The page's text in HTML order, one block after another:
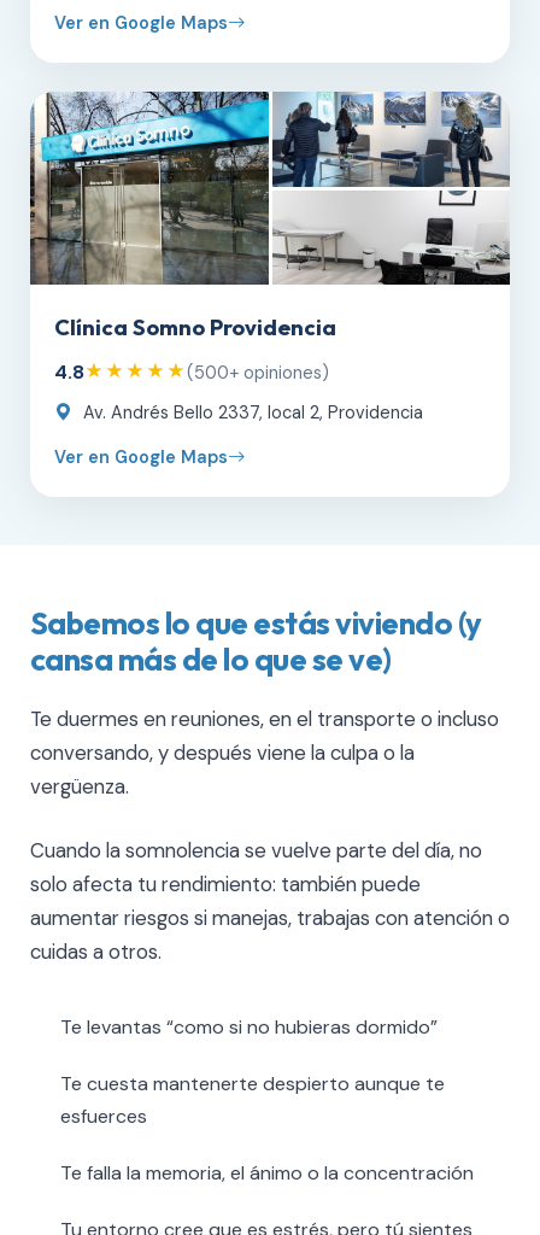
Ver en Google Maps
Clínica Somno Providencia
4.8★★★★★(500+ opiniones)
Av. Andrés Bello 2337, local 2, Providencia
Ver en Google Maps
Sabemos lo que estás viviendo (y
cansa más de lo que se ve)
Te duermes en reuniones, en el transporte o incluso
conversando, y después viene la culpa o la
vergüenza.
Cuando la somnolencia se vuelve parte del día, no
solo afecta tu rendimiento: también puede
aumentar riesgos si manejas, trabajas con atención o
cuidas a otros.
Te levantas “como si no hubieras dormido”
Te cuesta mantenerte despierto aunque te
esfuerces
Te falla la memoria, el ánimo o la concentración
Tu entorno cree que es estrés, pero tú sientes